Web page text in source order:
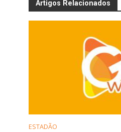
Artigos Relacionados
ESTADÃO